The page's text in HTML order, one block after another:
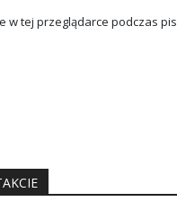
w tej przeglądarce podczas